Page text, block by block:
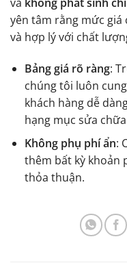
yên tâm rằng mức
và hợp lý với chất
Bảng giá rõ ràng:
chúng tôi luôn
khách hàng dễ
hạng mục sửa
Không phụ phí ẩn:
thêm bất kỳ khoản
thỏa thuận.